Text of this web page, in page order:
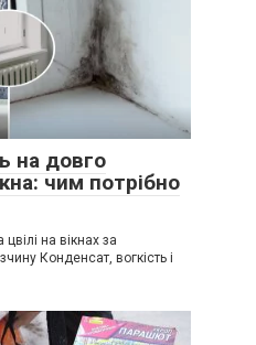
на довго
чим потрібно
на вікнах за
Конденсат, вогкість і